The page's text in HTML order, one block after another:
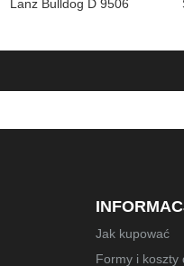
Lanz Bulldog D 9506
Jak kupować
Formy i koszty